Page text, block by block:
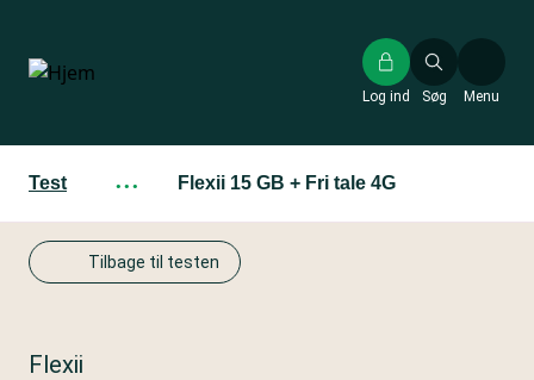
hovedindhold
Søg
Log ind Menu
Test ··· Flexii 15 GB + Fri tale 4G
Tilbage til testen
Flexii